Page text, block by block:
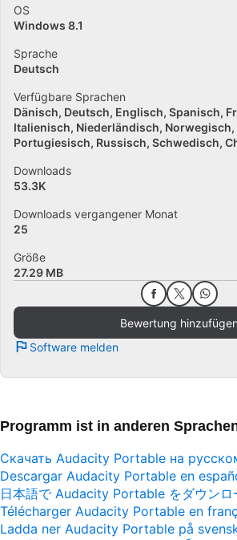
OS
Windows 8.1
Sprache
Deutsch
Verfügbare Sprachen
Dänisch Deutsch Englisch Spanisch
Italienisch Niederländisch Norwegisch
Portugiesisch Russisch Schwedisch
Downloads
53.3K
Downloads vergangener Monat
25
Größe
27.29 MB
Bewertung hinzufügen
Software melden
Programm ist in anderen
Скачать Audacity Portable на
Descargar Audacity Portable en
日本語で Audacity Portable をダウンロ
Télécharger Audacity Portable en
Ladda ner Audacity Portable på